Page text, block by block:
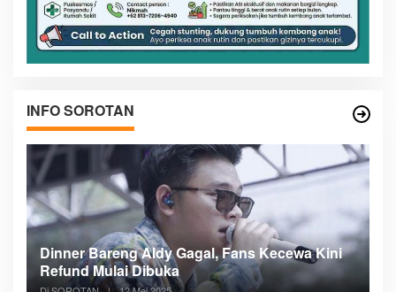
INFO SOROTAN
Dinner Bareng Aldy Gagal, Fans Kecewa Kini
Refund Mulai Dibuka